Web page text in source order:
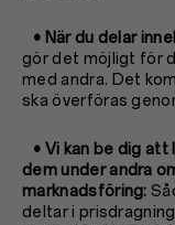
• När du delar
gör det möjligt för
med andra. Det
ska överföras
• Vi kan be dig
dem under andra
marknadsföring:
deltar i